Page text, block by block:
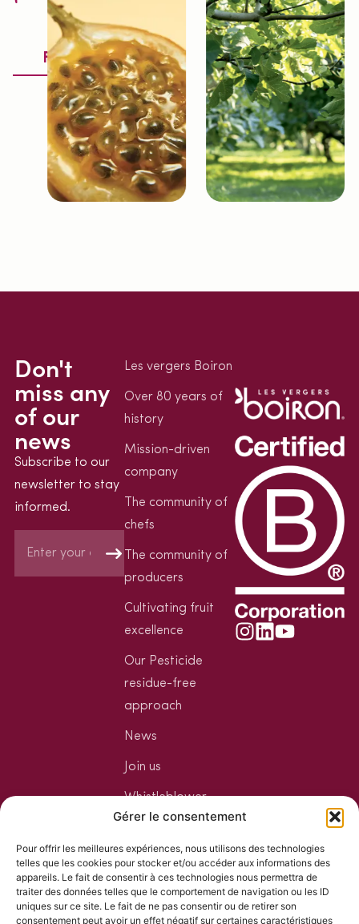
Gérer le consentement
Pour offrir les meilleures expériences, nous utilisons des technologies
telles que les cookies pour stocker et/ou accéder aux informations des
appareils. Le fait de consentir à ces technologies nous permettra de
traiter des données telles que le comportement de navigation ou les ID
uniques sur ce site. Le fait de ne pas consentir ou de retirer son
consentement peut avoir un effet négatif sur certaines caractéristiques
Discover
Fruitology®
Don't
miss any
of our
news
Subscribe to our
newsletter to stay
informed.
Les vergers Boiron
Over 80 years of
history
Mission-driven
company
The community of
chefs
The community of
producers
Cultivating fruit
excellence
Our Pesticide
residue-free
approach
News
Join us
Whistleblower
Jungle
Your mixology
space